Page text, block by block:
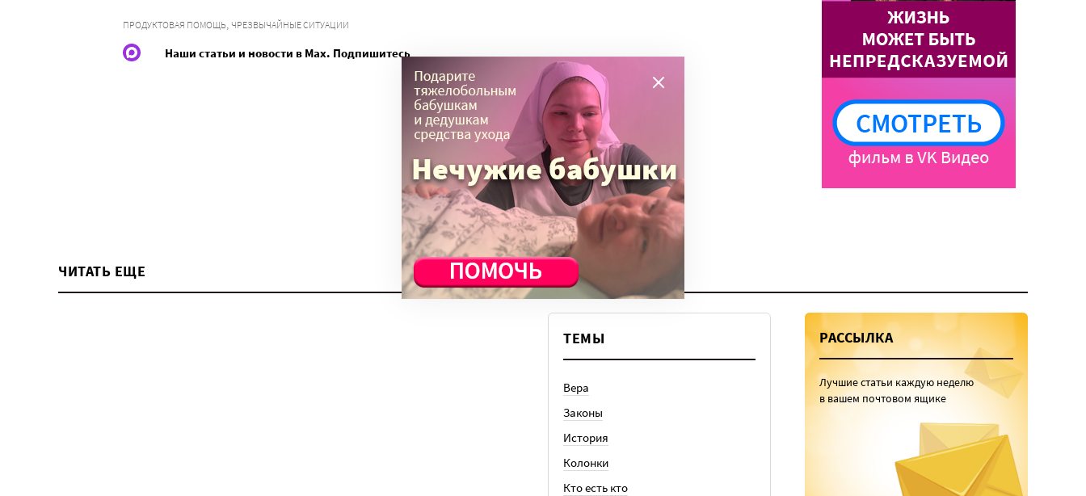
ПРОДУКТОВАЯ ПОМОЩЬ, ЧРЕЗВЫЧАЙНЫЕ СИТУАЦИИ
Наши статьи и новости в Max. Подпишитесь
ЧИТАТЬ ЕЩЕ
ТЕМЫ
Вера
Законы
История
Колонки
Кто есть кто
РАССЫЛКА
Лучшие статьи каждую неделю
в вашем почтовом ящике